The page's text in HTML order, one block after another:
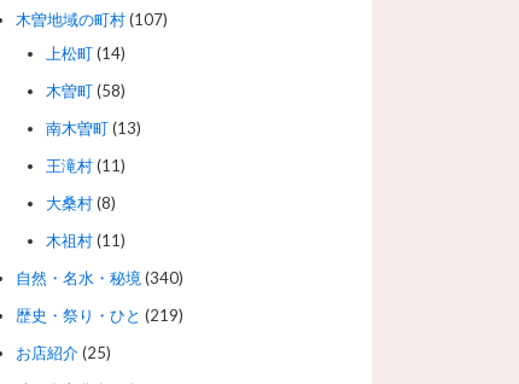
木曽地域の町村(107)
上松町(14)
木曽町(58)
南木曽町(13)
王滝村(11)
大桑村(8)
木祖村(11)
自然・名水・秘境(340)
歴史・祭り・ひと (219)
お店紹介(25)